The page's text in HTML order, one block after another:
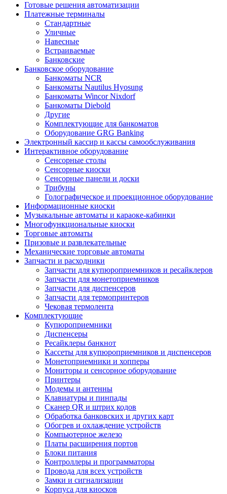
Готовые решения автоматизации
Платежные терминалы
Стандартные
Уличные
Навесные
Встраиваемые
Банковские
Банковское оборудование
Банкоматы NCR
Банкоматы Nautilus Hyosung
Банкоматы Wincor Nixdorf
Банкоматы Diebold
Другие
Комплектующие для банкоматов
Оборудование GRG Banking
Электронный кассир и кассы самообслуживания
Интерактивное оборудование
Сенсорные столы
Сенсорные киоски
Сенсорные панели и доски
Трибуны
Голографическое и проекционное оборудование
Информационные киоски
Музыкальные автоматы и караоке-кабинки
Многофункциональные киоски
Торговые автоматы
Призовые и развлекательные
Механические торговые автоматы
Запчасти и расходники
Запчасти для купюроприемников и ресайклеров
Запчасти для монетоприемников
Запчасти для диспенсеров
Запчасти для термопринтеров
Чековая термолента
Комплектующие
Купюроприемники
Диспенсеры
Ресайклеры банкнот
Кассеты для купюроприемников и диспенсеров
Монетоприемники и хопперы
Мониторы и сенсорное оборудование
Принтеры
Модемы и антенны
Клавиатуры и пинпады
Сканер QR и штрих кодов
Обработка банковских и других карт
Обогрев и охлаждение устройств
Компьютерное железо
Платы расширения портов
Блоки питания
Контроллеры и программаторы
Провода для всех устройств
Замки и сигнализации
Корпуса для киосков